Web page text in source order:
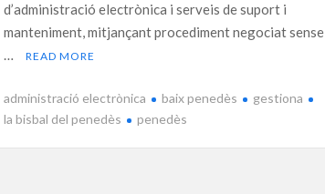
d’administració electrònica i serveis de suport i
manteniment, mitjançant procediment negociat sense
…
READ MORE
administració electrònica baix penedès
gestiona
la bisbal del penedès
penedès